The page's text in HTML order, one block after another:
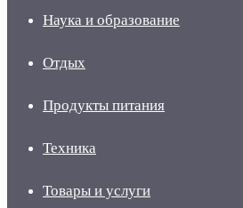
Наука и образование
Отдых
Продукты питания
Техника
Товары и услуги